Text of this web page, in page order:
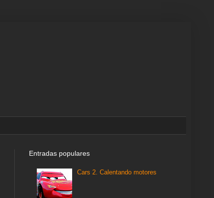
Entradas populares
Cars 2. Calentando motores